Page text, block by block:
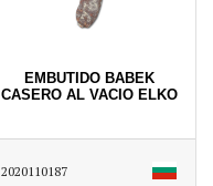
EMBUTIDO BABEK
CASERO AL VACIO ELKO
2020110187